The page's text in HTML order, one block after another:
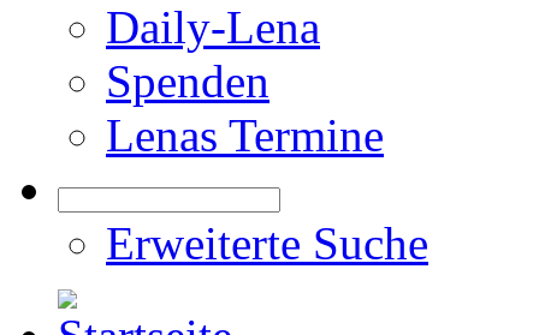
Daily-Lena
Spenden
Lenas Termine
Erweiterte Suche